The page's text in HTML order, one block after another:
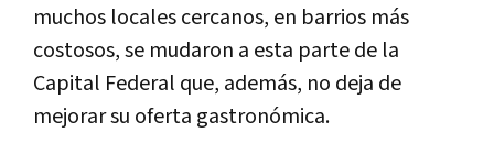
muchos locales cercanos, en barrios más
costosos, se mudaron a esta parte de la
Capital Federal que, además, no deja de
mejorar su oferta gastronómica.